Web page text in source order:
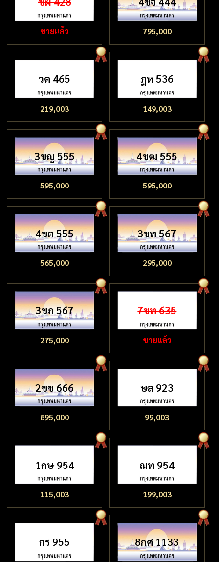
ขายแล้ว 795,000
วต 465
219,003
ฎห 536
149,003
3ขญ 555
595,000
4ขฒ 555
595,000
4ขต 555
565,000
3ขท 567
295,000
3ขภ 567
275,000
7ขท 635
ขายแล้ว
2ขข 666
895,000
ษล 923
99,003
1กษ 954
115,003
ฌท 954
199,003
กร 955 8กศ 1133